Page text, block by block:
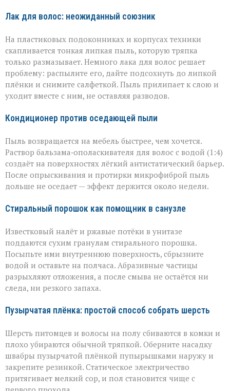
Лак для волос: неожиданный союзник
На пластиковых подоконниках и корпусах техники
скапливается тонкая липкая пыль, которую тряпка
только размазывает. Немного лака для волос решает
проблему: распылите его, дайте подсохнуть до липкой
плёнки и снимите салфеткой. Пыль прилипает к слою и
уходит вместе с ним, не оставляя разводов.
Кондиционер против оседающей пыли
Пыль возвращается на мебель быстрее, чем хочется.
Раствор бальзама‑ополаскивателя для волос с водой (1:4)
создаёт на поверхностях лёгкий антистатический барьер.
После опрыскивания и протирки микрофиброй пыль
дольше не оседает — эффект держится около недели.
Стиральный порошок как помощник в санузле
Известковый налёт и ржавые потёки в унитазе
поддаются сухим гранулам стирального порошка.
Посыпьте ими внутреннюю поверхность, сбрызните
водой и оставьте на полчаса. Абразивные частицы
разрыхляют отложения, а после смыва не остаётся ни
следа, ни резкого запаха.
Пузырчатая плёнка: простой способ собрать шерсть
Шерсть питомцев и волосы на полу сбиваются в комки и
плохо убираются обычной тряпкой. Оберните насадку
швабры пузырчатой плёнкой пупырышками наружу и
закрепите резинкой. Статическое электричество
притягивает мелкий сор, и пол становится чище с